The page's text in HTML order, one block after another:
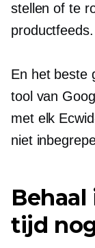
stellen of te
productfeeds.
En het beste
tool van
met elk
niet
tijd